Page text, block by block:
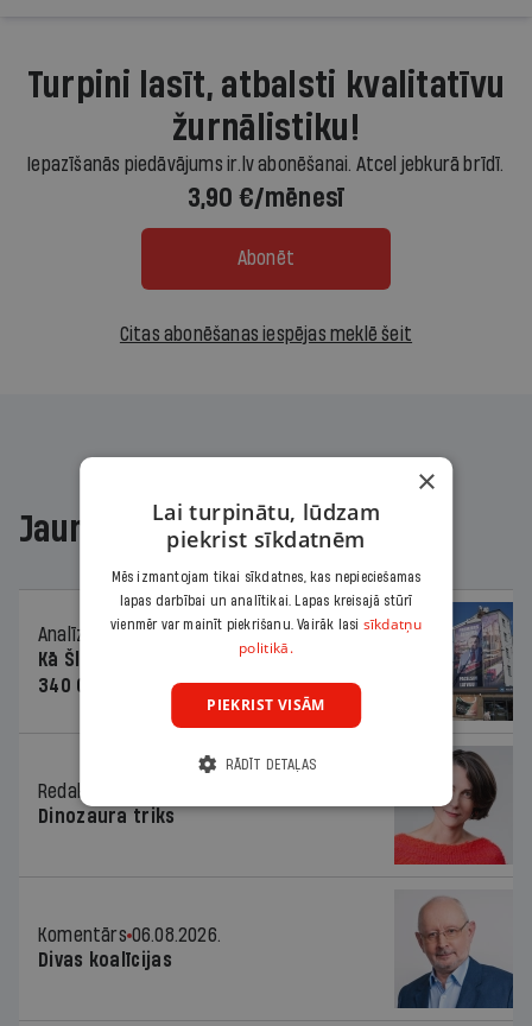
Turpini lasīt, atbalsti kvalitatīvu
žurnālistiku!
Iepazīšanās piedāvājums ir.lv abonēšanai. Atcel jebkurā brīdī.
3,90 €/mēnesī
Abonēt
Citas abonēšanas iespējas meklē šeit
Jaunākajā žurnālā
Analīze
06.08.2026.
Kā Šlesera partija palika nesodīta par
340 000 vērtu reklāmas kampaņu
Redaktores sleja
Dinozaura triks
Komentārs 06.08.2026.
Divas koalīcijas
×
Lai turpinātu, lūdzam
piekrist sīkdatnēm
Mēs izmantojam tikai sīkdatnes, kas nepieciešamas
lapas darbībai un analītikai. Lapas kreisajā stūrī
vienmēr var mainīt piekrišanu. Vairāk lasi sīkdatņu
politikā.
PIEKRIST VISĀM
RĀDĪT DETAĻAS